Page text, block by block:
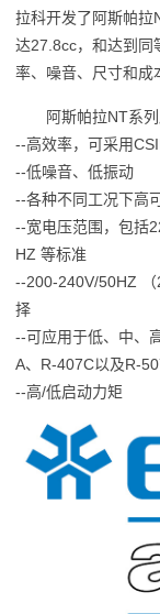
拉科开发了阿斯帕拉
达27.8cc，和达到同
率、噪音、尺寸和成
阿斯帕拉NT系
--高效率，可采用
--低噪音、低振动
--各种不同工况下高
--宽电压范围，包括
HZ 等标准
--200-240V/50HZ
择
--可应用于低、中、
A、R-407C以及R-
--高/低启动力矩